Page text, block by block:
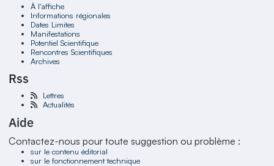
À l'affiche
Informations régionales
Dates Limites
Manifestations
Potentiel Scientifique
Rencontres Scientifiques
Archives
Rss
Lettres
Actualités
Aide
Contactez-nous pour toute suggestion ou problème :
sur le contenu éditorial
sur le fonctionnement technique